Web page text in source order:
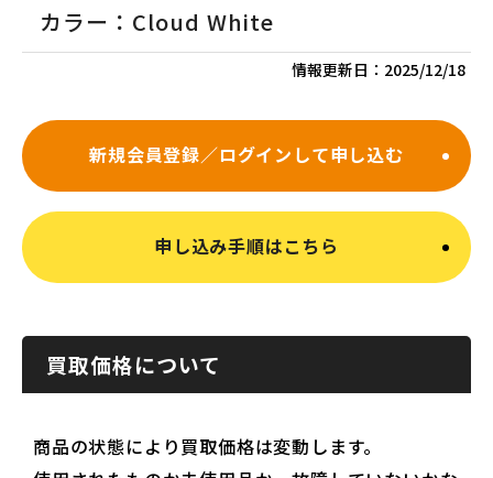
カラー：Cloud White
情報更新日： 2025/12/18
新規会員登録／ログインして申し込む
申し込み手順はこちら
買取価格について
商品の状態により買取価格は変動します。